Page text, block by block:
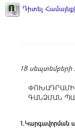
Դիտել
18 սեպտեմբերի
ԳԱՆՁՄԱՆ
1.Կարգավորման